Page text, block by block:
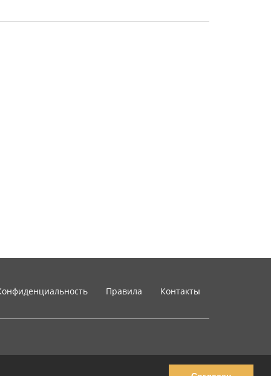
Правила Контакты